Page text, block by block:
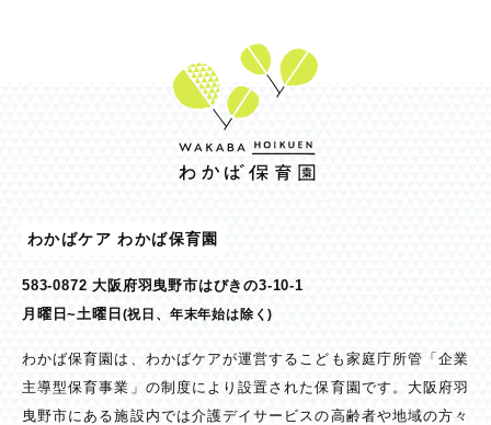
わかばケア わかば保育園
583-0872 大阪府羽曳野市はびきの3-10-1
月曜日~土曜日(祝日、年末年始は除く)
わかば保育園は、わかばケアが運営するこども家庭庁所管「企業
主導型保育事業」の制度により設置された保育園です。大阪府羽
曳野市にある施設内では介護デイサービスの高齢者や地域の方々